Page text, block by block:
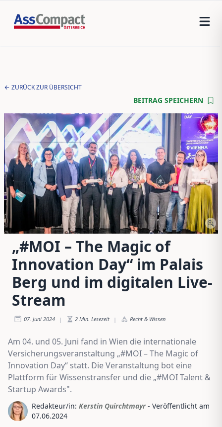
ZURÜCK ZUR ÜBERSICHT
BEITRAG SPEICHERN
„#MOI – The Magic of
Innovation Day“ im Palais
Berg und im digitalen Live-
Stream
07. Juni 2024 | 2 Min. Lesezeit | Recht & Wissen
Am 04. und 05. Juni fand in Wien die internationale
Versicherungsveranstaltung „#MOI – The Magic of
Innovation Day“ statt. Die Veranstaltung bot eine
Plattform für Wissenstransfer und die „#MOI Talent &
Startup Awards".
Redakteur/in: Kerstin Quirchtmayr - Veröffentlicht am
07.06.2024